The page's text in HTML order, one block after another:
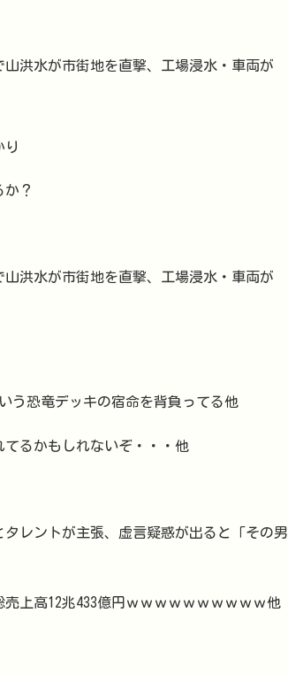
洪水が市街地を直撃、工場浸水・車両が
り
？
洪水が市街地を直撃、工場浸水・車両が
う恐竜デッキの宿命を背負ってる他
るかもしれないぞ・・・他
レントが主張、虚言疑惑が出ると「その男
上高12兆433億円ｗｗｗｗｗｗｗｗｗｗ他